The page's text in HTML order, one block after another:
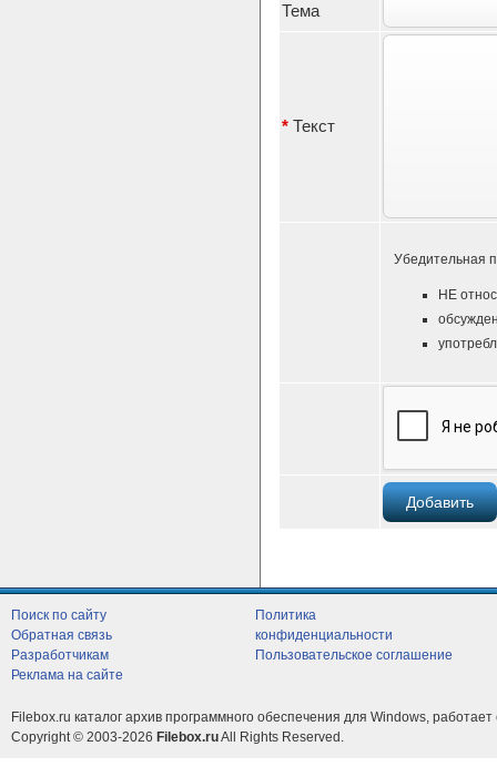
Тема
* Текст
Убедительная
НЕ
Поиск по сайту
Обратная связь
Разработчикам
Реклама на сайте
Политика
конфиденциальности
Пользовательское соглашение
Filebox.ru каталог архив программного обеспечения для Windows, работает
Copyright © 2003-2026 Filebox.ruAll Rights Reserved.